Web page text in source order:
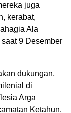
juga
kerabat,
Ala
9 Desember
dukungan,
di
Arga
Ketahun.